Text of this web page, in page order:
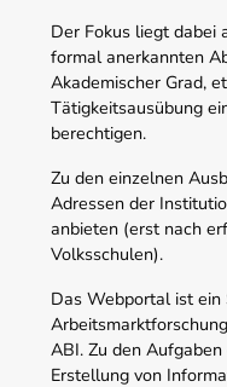
Der Fokus liegt dabei
formal anerkannten
Akademischer Grad,
Tätigkeitsausübung
berechtigen.
Zu den einzelnen
Adressen der
anbieten (erst nach
Volksschulen).
Das Webportal ist
ABI. Zu den
Erstellung von